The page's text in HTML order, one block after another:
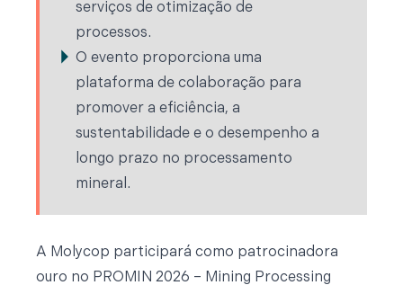
serviços de otimização de
processos.
O evento proporciona uma
plataforma de colaboração para
promover a eficiência, a
sustentabilidade e o desempenho a
longo prazo no processamento
mineral.
A Molycop participará como patrocinadora
ouro no PROMIN 2026 – Mining Processing